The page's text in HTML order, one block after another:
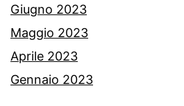
Giugno 2023
Maggio 2023
Aprile 2023
Gennaio 2023